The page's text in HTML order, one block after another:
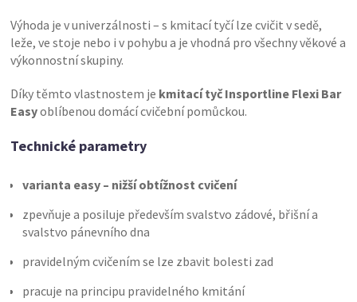
Výhoda je v univerzálnosti – s kmitací tyčí lze cvičit v sedě,
leže, ve stoje nebo i v pohybu a je vhodná pro všechny věkové a
výkonnostní skupiny.
Díky těmto vlastnostem je kmitací tyč Insportline Flexi Bar
Easyoblíbenou domácí cvičební pomůckou.
Technické parametry
varianta easy – nižší obtížnost cvičení
zpevňuje a posiluje především svalstvo zádové, břišní a
svalstvo pánevního dna
pravidelným cvičením se lze zbavit bolesti zad
pracuje na principu pravidelného kmitání